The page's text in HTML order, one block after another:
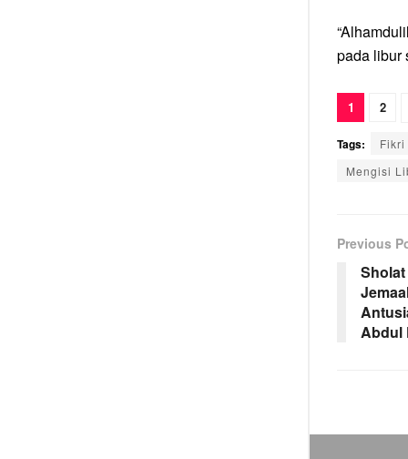
pada libur
1 2
Tags:
Mengisi
Previous
Abdul